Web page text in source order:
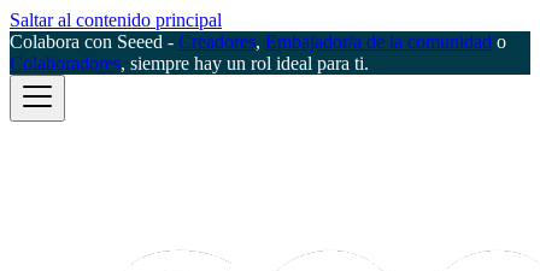
Saltar al contenido principal
Colabora con Seeed - Creadores, Embajador/a de la comunidad o
Colaboradores, siempre hay un rol ideal para ti.